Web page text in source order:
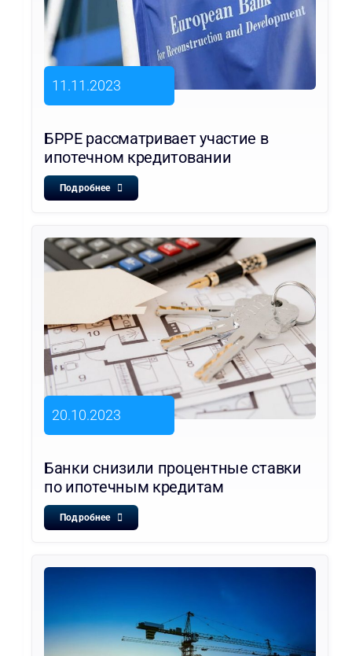
11.11.2023
БРРЕ рассматривает участие в
ипотечном кредитовании
Подробнее
20.10.2023
Банки снизили процентные ставки
по ипотечным кредитам
Подробнее